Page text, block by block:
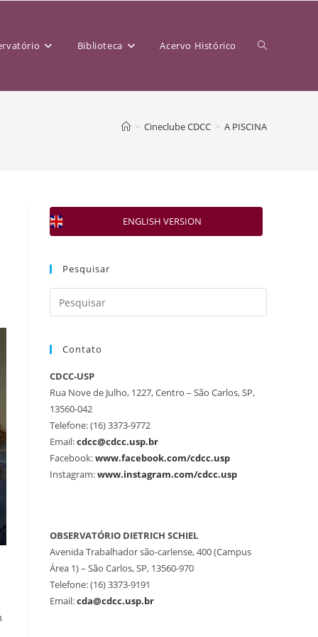
Biblioteca Acervo Histórico
> Cineclube CDCC > A PISCINA
ENGLISH VERSION
Pesquisar
Contato
CDCC-USP
Rua Nove de Julho, 1227, Centro – São Carlos, SP,
13560-042
Telefone: (16) 3373-9772
Email:cdcc@cdcc.usp.br
Facebook:www.facebook.com/cdcc.usp
Instagram:www.instagram.com/cdcc.usp
OBSERVATÓRIO DIETRICH SCHIEL
Avenida Trabalhador são-carlense, 400 (Campus
Área 1) – São Carlos, SP, 13560-970
Telefone: (16) 3373-9191
Email:cda@cdcc.usp.br